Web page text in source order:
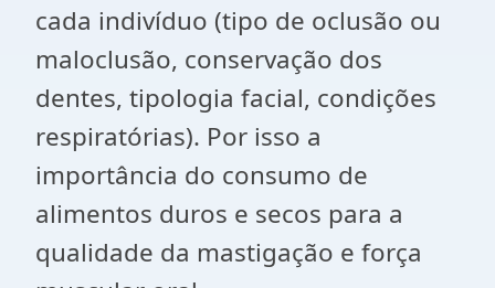
cada indivíduo (tipo de oclusão ou
maloclusão, conservação dos
dentes, tipologia facial, condições
respiratórias). Por isso a
importância do consumo de
alimentos duros e secos para a
qualidade da mastigação e força